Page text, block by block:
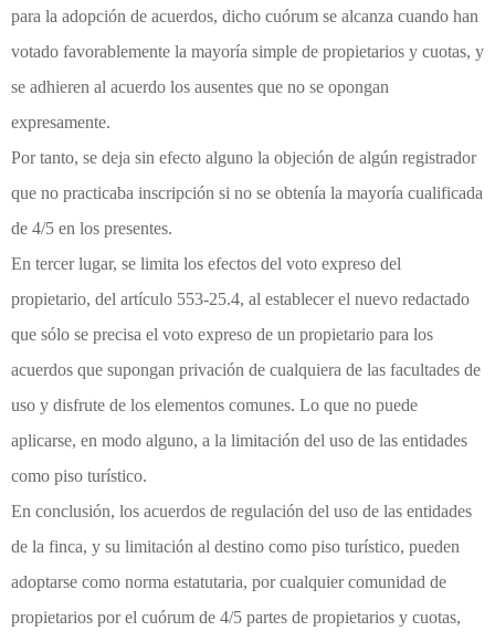
para la adopción de acuerdos, dicho cuórum se alcanza cuando han
votado favorablemente la mayoría simple de propietarios y cuotas, y
se adhieren al acuerdo los ausentes que no se opongan
expresamente.
Por tanto, se deja sin efecto alguno la objeción de algún registrador
que no practicaba inscripción si no se obtenía la mayoría cualificada
de 4/5 en los presentes.
En tercer lugar, se limita los efectos del voto expreso del
propietario, del artículo 553-25.4, al establecer el nuevo redactado
que sólo se precisa el voto expreso de un propietario para los
acuerdos que supongan privación de cualquiera de las facultades de
uso y disfrute de los elementos comunes. Lo que no puede
aplicarse, en modo alguno, a la limitación del uso de las entidades
como piso turístico.
En conclusión, los acuerdos de regulación del uso de las entidades
de la finca, y su limitación al destino como piso turístico, pueden
adoptarse como norma estatutaria, por cualquier comunidad de
propietarios por el cuórum de 4/5 partes de propietarios y cuotas,